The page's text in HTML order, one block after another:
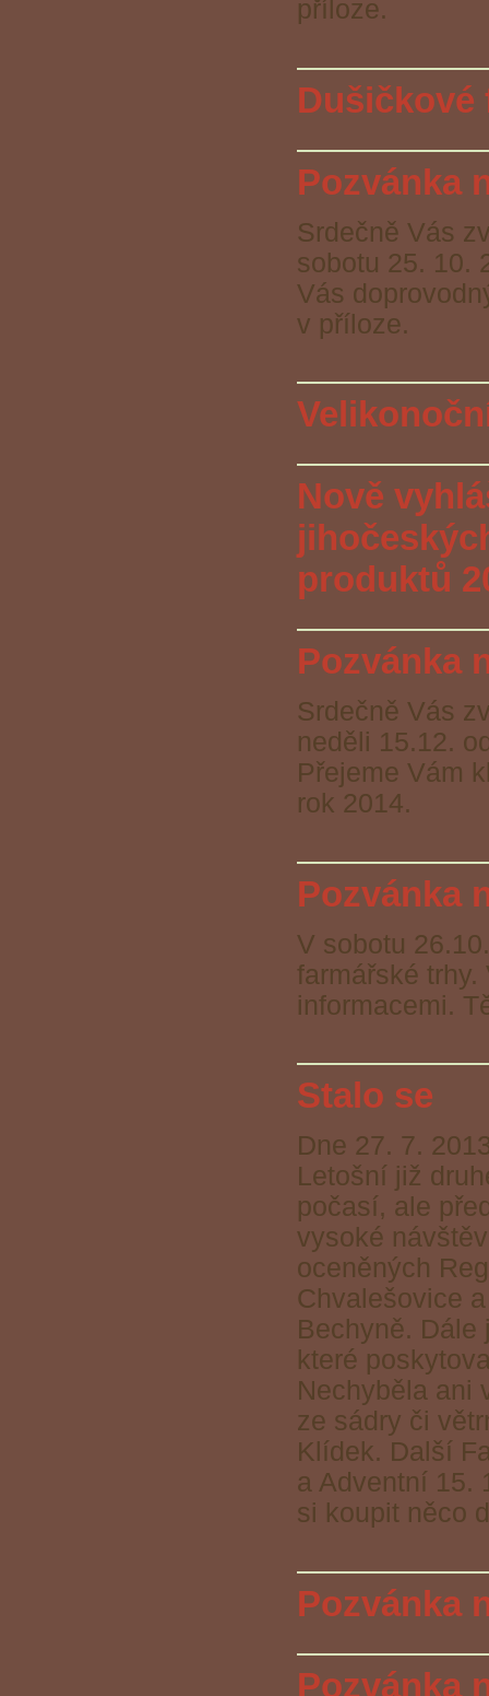
příloze.
Dušičkové
Pozvánka
Srdečně Vás
sobotu 25. 10.
Vás
v příloze.
Nově
produktů
Pozvánka
Srdečně Vás
neděli 15.12.
Přejeme Vám
rok 2014.
Pozvánka
V sobotu
farmářské
informacemi.
Stalo se
Dne 27. 7.
Letošní již
počasí, ale
vysoké
oceněných
Chvalešovice
Bechyně.
které
Nechyběla ani
ze sádry či
Klídek. Další
a Adventní 15.
si koupit něco
Pozvánka
Pozvánka